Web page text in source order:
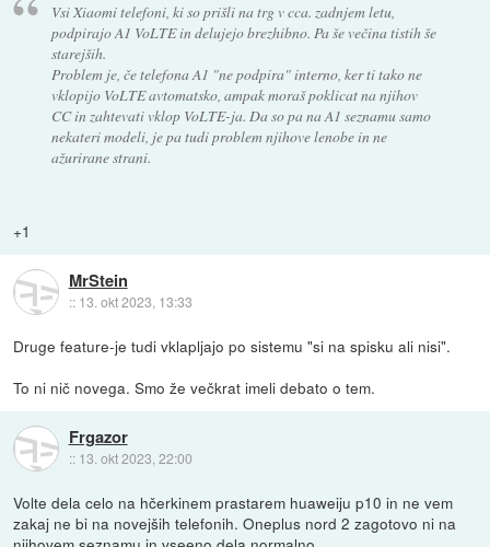
Vsi Xiaomi telefoni, ki so prišli na trg v cca. zadnjem letu,
podpirajo A1 VoLTE in delujejo brezhibno. Pa še večina tistih še
starejših.
Problem je, če telefona A1 "ne podpira" interno, ker ti tako ne
vklopijo VoLTE avtomatsko, ampak moraš poklicat na njihov
CC in zahtevati vklop VoLTE-ja. Da so pa na A1 seznamu samo
nekateri modeli, je pa tudi problem njihove lenobe in ne
ažurirane strani.
+1
MrStein
:: 13. okt 2023, 13:33
Druge feature-je tudi vklapljajo po sistemu "si na spisku ali nisi".
To ni nič novega. Smo že večkrat imeli debato o tem.
Frgazor
:: 13. okt 2023, 22:00
Volte dela celo na hčerkinem prastarem huaweiju p10 in ne vem
zakaj ne bi na novejših telefonih. Oneplus nord 2 zagotovo ni na